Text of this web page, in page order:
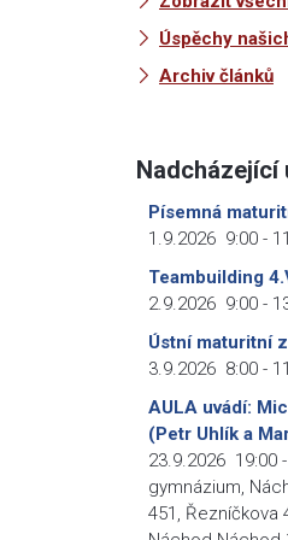
Úspěchy
Archiv článků
Nadcházející
Písemná
1.9.2026 9:00 -
Teambuilding
2.9.2026 9:00 -
Ústní maturitní
3.9.2026 8:00 -
AULA uvádí:
(Petr Uhlík a
23.9.2026 19:00 -
gymnázium,
451, Řezníčkova